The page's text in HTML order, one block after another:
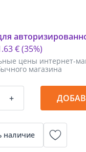
цены интернет-
магазина
.63 €(35%)
+
наличие